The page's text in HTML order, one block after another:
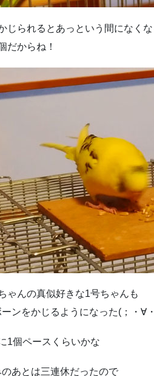
じられるとあっという間になく
だからね！
ゃんの真似好きな1号ちゃんも
ーンをかじるようになった(；・∀
1個ペースくらいかな
あとは三連休だったので